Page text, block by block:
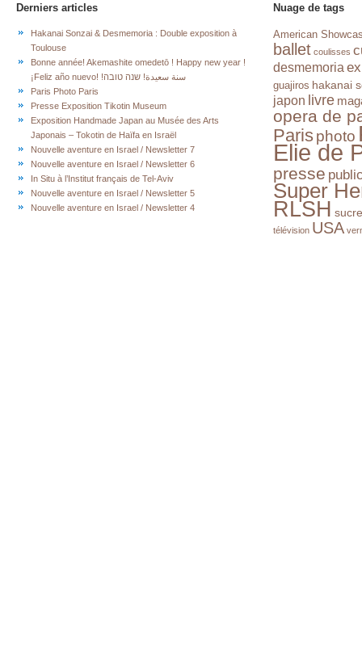
Derniers articles
Hakanai Sonzai & Desmemoria : Double exposition à
Toulouse
Bonne année! Akemashite omedetō ! Happy new year !
¡Feliz año nuevo! !سنة سعيدة! שנה טובה
Paris Photo Paris
Presse Exposition Tikotin Museum
Exposition Handmade Japan au Musée des Arts
Japonais – Tokotin de Haïfa en Israël
Nouvelle aventure en Israel / Newsletter 7
Nouvelle aventure en Israel / Newsletter 6
In Situ à l’Institut français de Tel-Aviv
Nouvelle aventure en Israel / Newsletter 5
Nouvelle aventure en Israel / Newsletter 4
Nuage de tags
American
ballet coulisses
desmemoria
guajiros hakanai
japon livre
opera de
Paris photo
Elie de
presse
Super
RLSH sucre
télévision USA